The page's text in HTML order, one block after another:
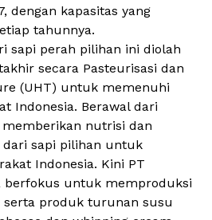
dengan kapasitas yang
tahunnya.
sapi perah pilihan ini diolah
secara Pasteurisasi dan
(UHT) untuk memenuhi
Indonesia. Berawal dari
nutrisi dan
dari sapi pilihan untuk
Indonesia. Kini PT
berfokus untuk memproduksi
serta produk turunan susu